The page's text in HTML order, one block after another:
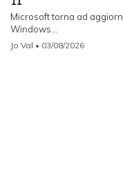
Microsoft torna ad
Windows...
Jo Val • 03/08/2026